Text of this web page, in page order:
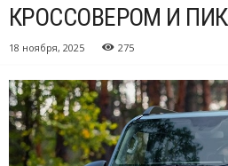
КРОССОВЕРОМ И
18 ноября, 2025 275